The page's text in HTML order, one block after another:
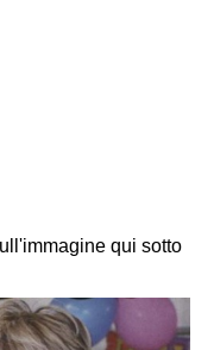
qui sotto